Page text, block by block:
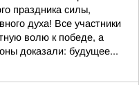
праздника силы,
духа! Все участники
волю к победе, а
доказали: будущее...